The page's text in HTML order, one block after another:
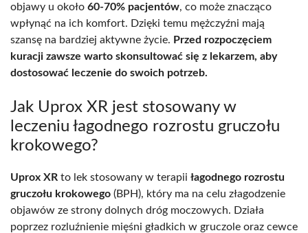
objawy u około 60-70% pacjentów, co może znacząco
wpłynąć na ich komfort. Dzięki temu mężczyźni mają
szansę na bardziej aktywne życie. Przed rozpoczęciem
kuracji zawsze warto skonsultować się z lekarzem, aby
dostosować leczenie do swoich potrzeb.
Jak Uprox XR jest stosowany w
leczeniu łagodnego rozrostu gruczołu
krokowego?
Uprox XR to lek stosowany w terapii łagodnego rozrostu
gruczołu krokowego (BPH), który ma na celu złagodzenie
objawów ze strony dolnych dróg moczowych. Działa
poprzez rozluźnienie mięśni gładkich w gruczole oraz cewce